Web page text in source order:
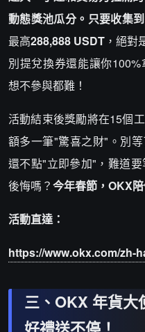
動態獎池瓜分。只要收集
最高288,888 USDT ，絕對
別提兌換券還能讓你
想不參與都難！
活動結束後獎勵將在15個
額多一筆"驚喜之財"。別
還不點"立即參加"，難道
後悔嗎？今年春節，OKX
活動直達：
https://www.okx.com/zh-
三、OKX 年貨大